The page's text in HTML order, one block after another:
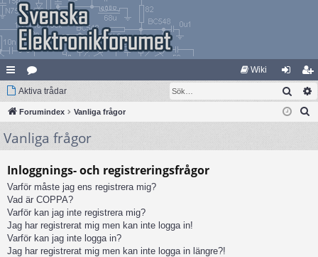
na
bb
lä
ar
at
eg
ori
Wiki
og
ga
li
m
Aktiva trådar Sök
Forumindex Vanliga frågor
Vanliga frågor
Inloggnings- och registreringsfrågor
Varför måste jag ens registrera mig?
Vad är COPPA?
Varför kan jag inte registrera mig?
Jag har registrerat mig men kan inte logga in!
Varför kan jag inte logga in?
Jag har registrerat mig men kan inte logga in längre?!